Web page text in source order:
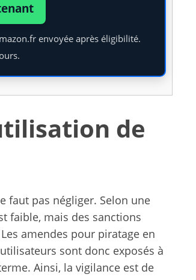
envoyée après éligibilité.
de
faut pas négliger. Selon une
faible, mais des sanctions
amendes pour piratage en
sont donc exposés à
Ainsi, la vigilance est de